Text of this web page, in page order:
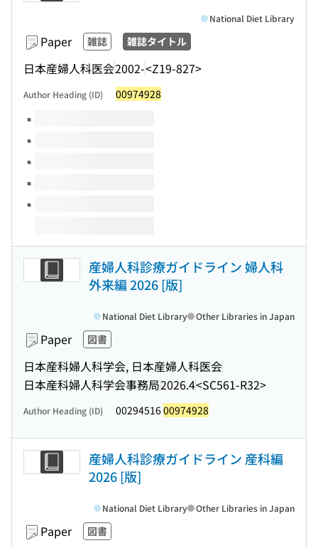
Paper 雑誌 雑誌タイトル
日本産婦人科医会2002-<Z19-827>
National Diet Library
Author Heading (ID) 00974928
Volumes of this title
産婦人科診療ガイドライン 婦人科
外来編 2026 [版]
Paper 図書
日本産科婦人科学会, 日本産婦人科医会
日本産科婦人科学会事務局2026.4<SC561-R32>
National Diet Library Other Libraries in Japan
Author Heading (ID) 0029451600974928
産婦人科診療ガイドライン 産科編
2026 [版]
Paper 図書
National Diet Library Other Libraries in Japan